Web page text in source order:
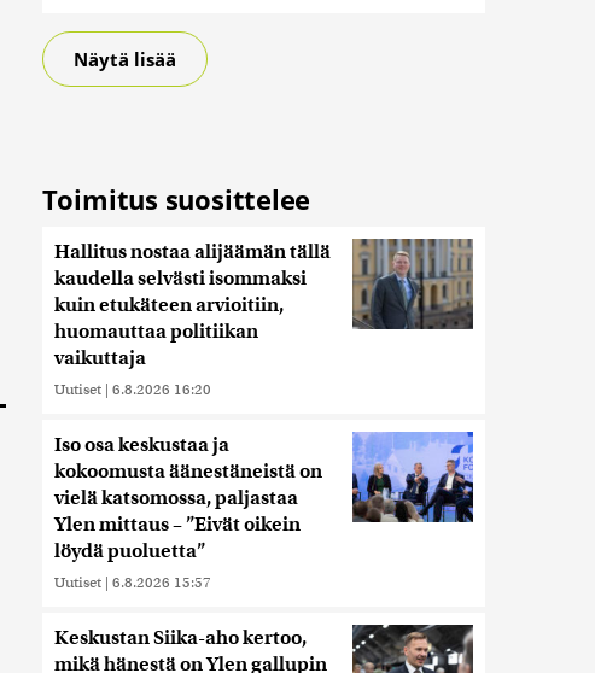
Näytä lisää
Toimitus suosittelee
Hallitus nostaa alijäämän tällä
kaudella selvästi isommaksi
kuin etukäteen arvioitiin,
huomauttaa politiikan
vaikuttaja
Uutiset | 6.8.2026 16:20
Iso osa keskustaa ja
kokoomusta äänestäneistä on
vielä katsomossa, paljastaa
Ylen mittaus – ”Eivät oikein
löydä puoluetta”
Uutiset | 6.8.2026 15:57
Keskustan Siika-aho kertoo,
mikä hänestä on Ylen gallupin